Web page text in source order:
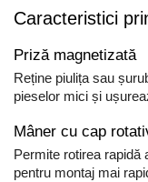
Capse, Pini si Cuie
Cuie Rapid
Ciocane de capsat
folie anticondens
Surubelnite
Surubelnite pentru
Surubelnite testare
(Engineer)
Surubelnite Inox
Surubelnite
Caracteristici
Priză magnetizată
Reține piulița sau
pieselor mici și
Mâner cu cap
Permite rotirea rapidă
pentru montaj mai